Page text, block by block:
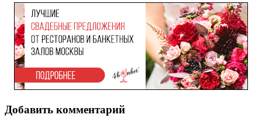
Добавить комментарий